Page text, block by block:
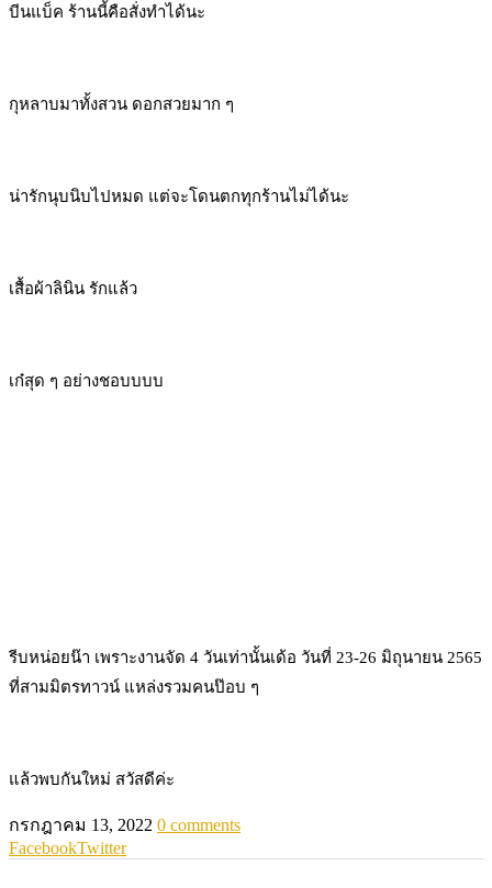
บีนแบ็ค ร้านนี้คือสั่งทำได้นะ
กุหลาบมาทั้งสวน ดอกสวยมาก ๆ
น่ารักนุบนิบไปหมด แต่จะโดนตกทุกร้านไม่ได้นะ
เสื้อผ้าลินิน รักแล้ว
เก๋สุด ๆ อย่างชอบบบบ
รีบหน่อยน๊า เพราะงานจัด 4 วันเท่านั้นเด้อ วันที่ 23-26 มิถุนายน 2565
ที่สามมิตรทาวน์ แหล่งรวมคนป๊อบ ๆ
แล้วพบกันใหม่ สวัสดีค่ะ
กรกฎาคม 13, 2022 0 comments
FacebookTwitter